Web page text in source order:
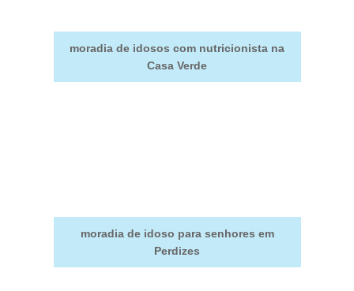
moradia de idosos com nutricionista na
Casa Verde
moradia de idoso para senhores em
Perdizes